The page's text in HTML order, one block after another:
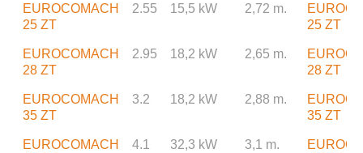
EUROCOMACH
25 ZT
2.55 15,5 kW 2,72 m.
25 ZT
EUROCOMACH
28 ZT
2.95 18,2 kW 2,65 m.
28 ZT
EUROCOMACH
35 ZT
3.2 18,2 kW 2,88 m.
35 ZT
EUROCOMACH
4.1 32,3 kW 3,1 m.